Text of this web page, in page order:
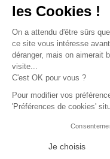
A1, B2, C1...
Faites le point sur
quelques minutes.
Je fais le test
A1, B2,